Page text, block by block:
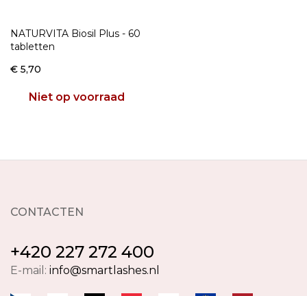
NATURVITA Biosil Plus - 60
tabletten
€ 5,70
Niet op voorraad
CONTACTEN
+420 227 272 400
E-mail: info@smartlashes.nl